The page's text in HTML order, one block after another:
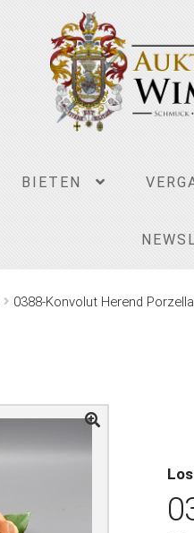
BIETEN
0388-Konvolut Herend